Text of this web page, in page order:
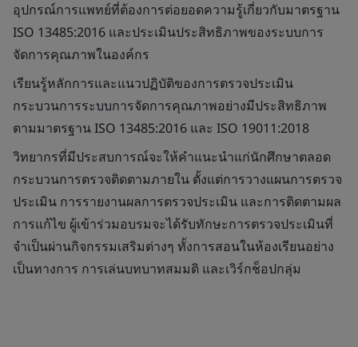
อุปกรณ์การแพทย์ที่ต้องการต่อยอดความรู้เกี่ยวกับมาตรฐาน
ISO 13485:2016 และประเมินประสิทธิภาพของระบบการ
จัดการคุณภาพในองค์กร
เรียนรู้หลักการและแนวปฏิบัติของการตรวจประเมิน
กระบวนการระบบการจัดการคุณภาพอย่างมีประสิทธิภาพ
ตามมาตรฐาน ISO 13485:2016 และ ISO 19011:2018
วิทยากรที่มีประสบการณ์จะให้คำแนะนำแก่นักศึกษาตลอด
กระบวนการตรวจติดตามภายใน ตั้งแต่การวางแผนการตรวจ
ประเมิน การรายงานผลการตรวจประเมิน และการติดตามผล
การแก้ไข ผู้เข้าร่วมอบรมจะได้รับทักษะการตรวจประเมินที่
จำเป็นผ่านกิจกรรมเสริมต่างๆ ทั้งการสอนในห้องเรียนอย่าง
เป็นทางการ การเล่นบทบาทสมมติ และเวิร์กช็อปกลุ่ม